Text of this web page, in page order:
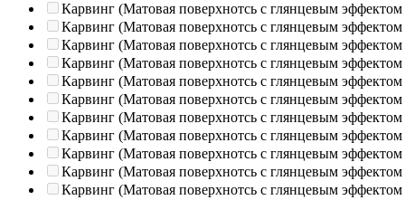
Карвинг (Матовая поверхнотсь с глянцевым эффектом
Карвинг (Матовая поверхнотсь с глянцевым эффектом
Карвинг (Матовая поверхнотсь с глянцевым эффектом
Карвинг (Матовая поверхнотсь с глянцевым эффектом
Карвинг (Матовая поверхнотсь с глянцевым эффектом
Карвинг (Матовая поверхнотсь с глянцевым эффектом
Карвинг (Матовая поверхнотсь с глянцевым эффектом
Карвинг (Матовая поверхнотсь с глянцевым эффектом
Карвинг (Матовая поверхнотсь с глянцевым эффектом
Карвинг (Матовая поверхнотсь с глянцевым эффектом
Карвинг (Матовая поверхнотсь с глянцевым эффектом